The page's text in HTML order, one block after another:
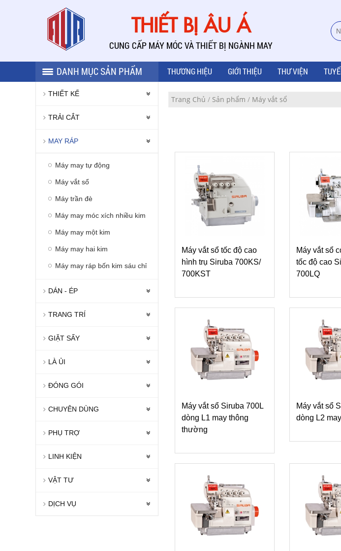
THIẾT BỊ ÂU Á
CUNG CẤP MÁY MÓC VÀ THIẾT BỊ NGÀNH MAY
DANH MỤC SẢN PHẨM THƯƠNG HIỆU GIỚI THIỆU THƯ VIỆN
THIẾT KẾ
TRẢI CẮT
MAY RÁP
Máy may tự động
Máy vắt sổ
Máy trần đè
Máy may móc xích nhiều kim
Máy may một kim
Máy may hai kim
Máy may ráp bốn kim sáu chỉ
DÁN - ÉP
TRANG TRÍ
GIẶT SẤY
LÀ ỦI
ĐÓNG GÓI
CHUYÊN DÙNG
PHỤ TRỢ
LINH KIỆN
VẬT TƯ
DỊCH VỤ
Trang Chủ / Sản phẩm / Máy vắt sổ
Máy vắt sổ tốc độ cao
hình trụ Siruba 700KS/
700KST
Máy vắt sổ
tốc độ cao
700LQ
Máy vắt sổ Siruba 700L
dòng L1 may thông
thường
Máy vắt sổ
dòng L2